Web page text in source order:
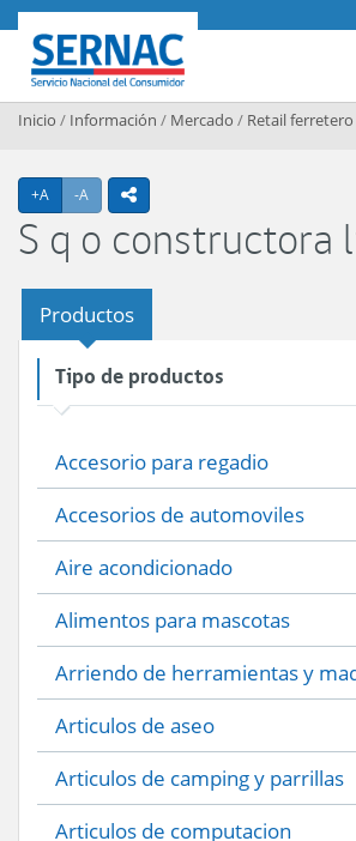
Contenido principal
SERNAC
Inicio / Información / Mercado / Retail ferretero
+A Agrandar texto
-A Achicar textoicono compartir
S q o constructora
Productos
Tipo de productos
Accesorio para regadio
Accesorios de automoviles
Aire acondicionado
Alimentos para mascotas
Arriendo de herramientas y
Articulos de aseo
Articulos de camping y parrillas
Articulos de computacion